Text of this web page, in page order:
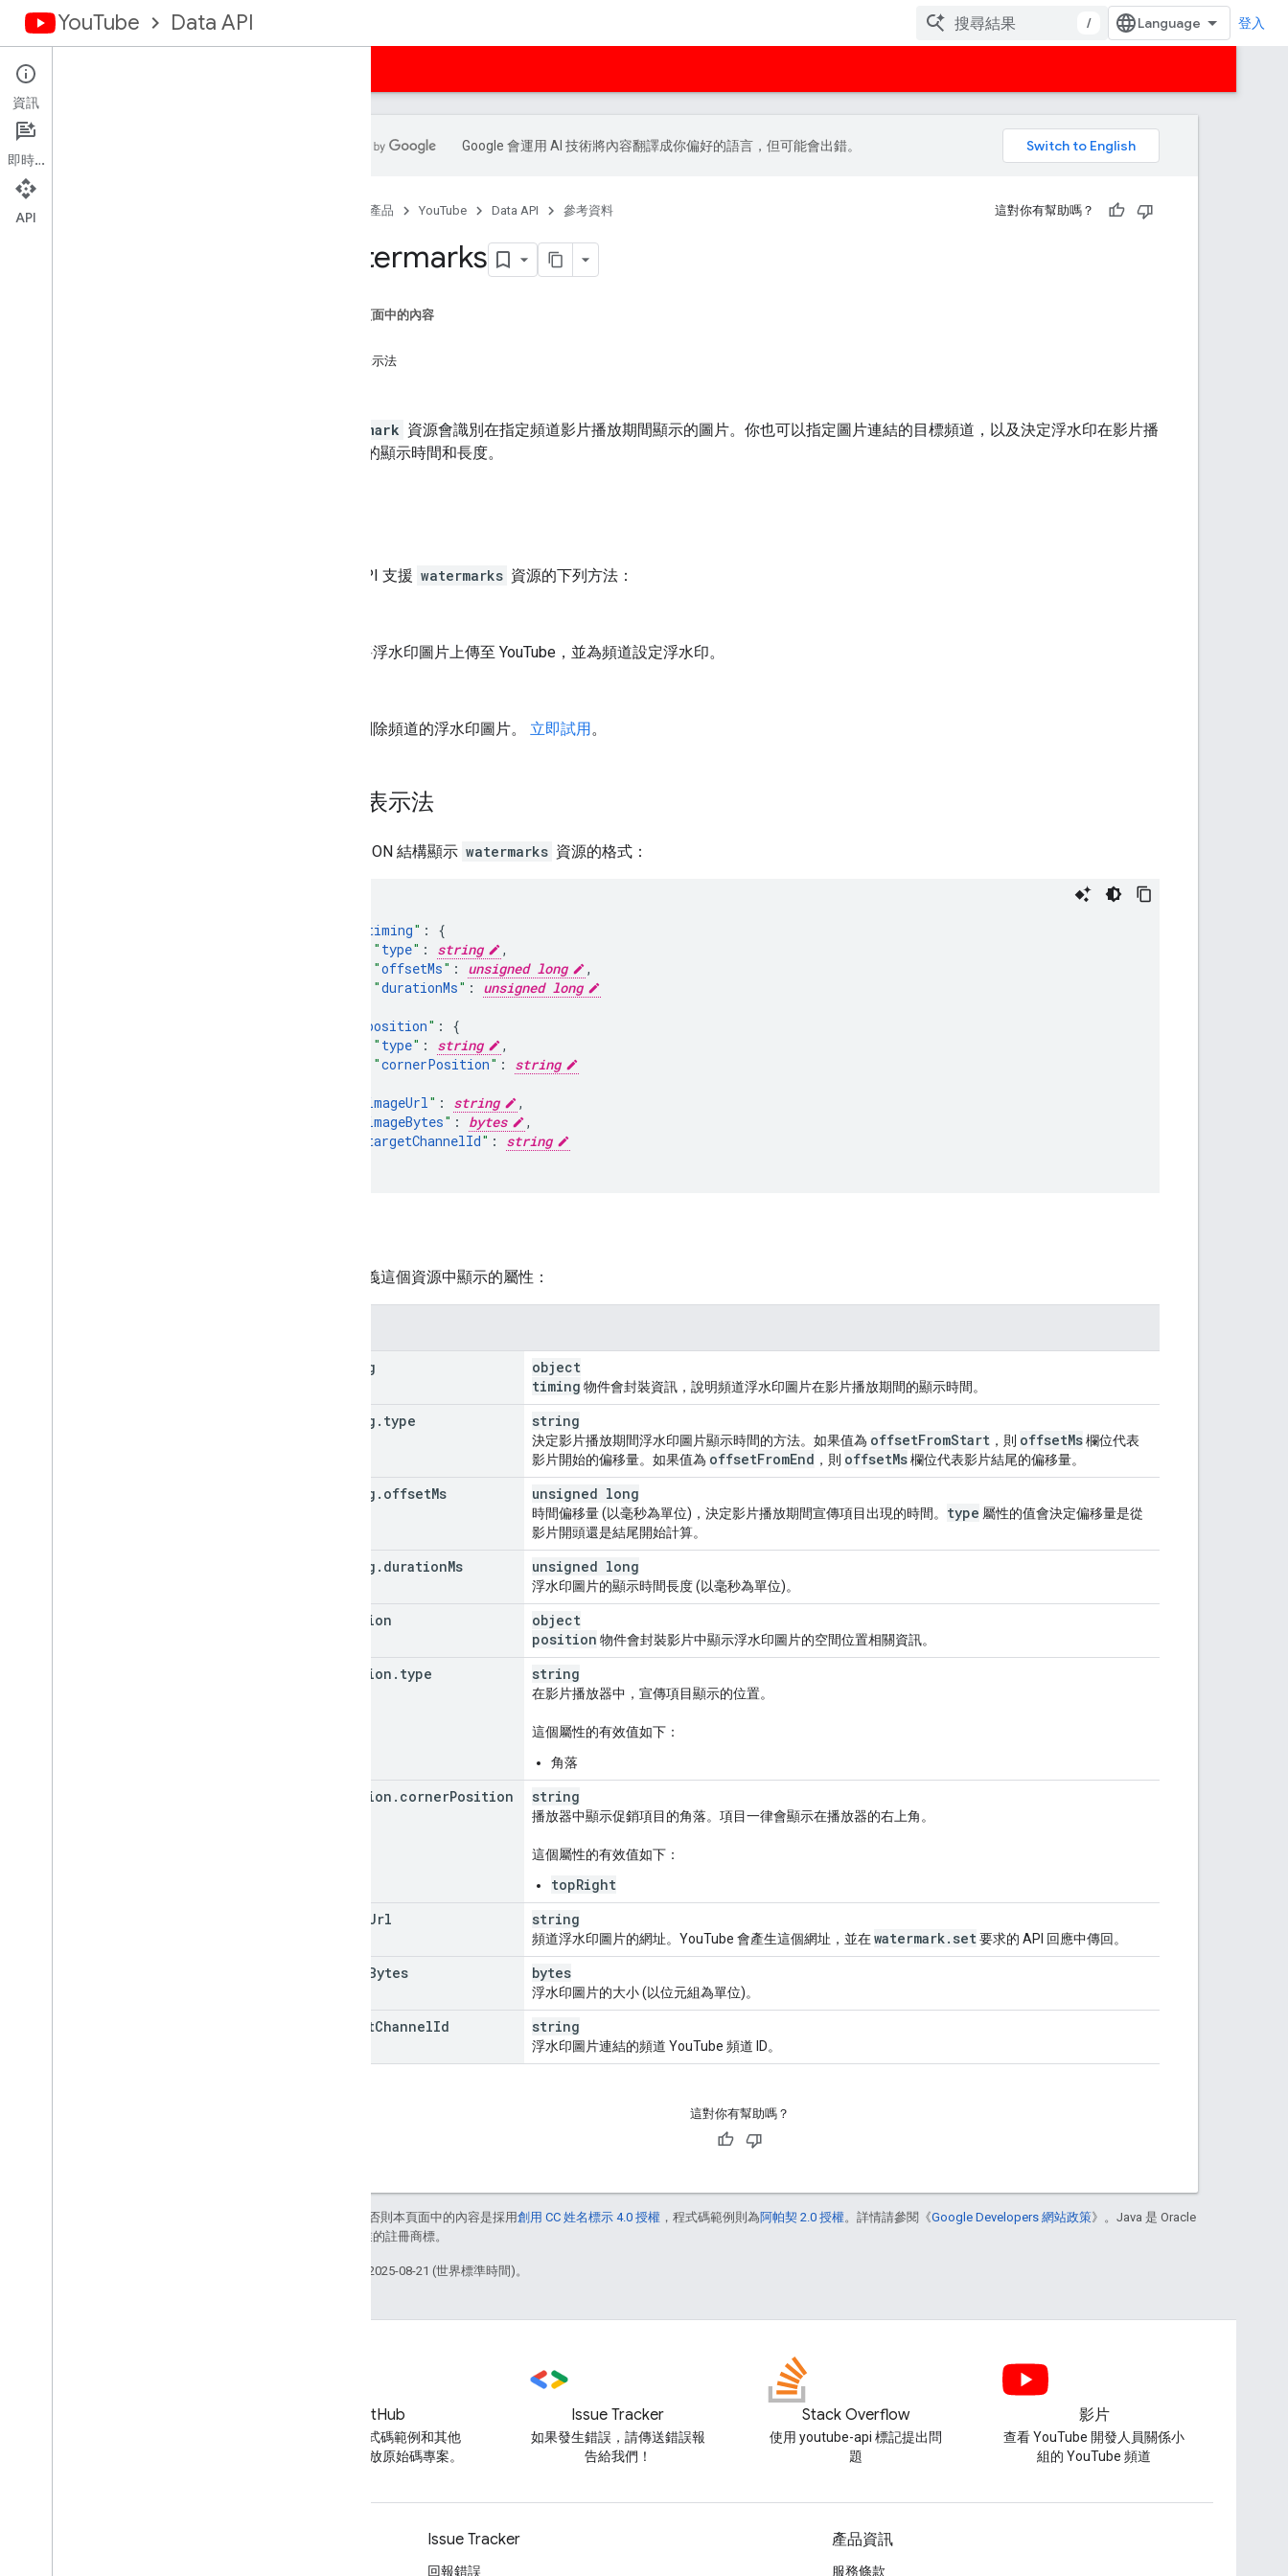
YouTube Data API / 登入
總覽
活動
Google 會運用 AI 技術將內容翻譯成你偏好的語言，但可能會出錯。
產品 YouTube Data API 參考資料 這對你有幫助嗎？
Watermarks
這個頁面中的內容
資源表示法
watermark 資源會識別在指定頻道影片播放期間顯示的圖片。你也可以指定圖片連結的目標頻道，以及決定浮水印在影片播
放期間的顯示時間和長度。
這個 API 支援 watermarks 資源的下列方法：
將浮水印圖片上傳至 YouTube，並為頻道設定浮水印。
刪除頻道的浮水印圖片。 立即試用。
資源表示法
下列 JSON 結構顯示 watermarks 資源的格式：
timing" :
" type" : string
,
"offsetMs" : unsigned long
,
"durationMs" :
unsigned long
position" :
" type" : string
,
"cornerPosition" :
string
imageUrl" : string
,
imageBytes" : bytes
,
targetChannelId" :
string
下表定義這個資源中顯示的屬性：
timing
object
timing 物件會封裝資訊，說明頻道浮水印圖片在影片播放期間的顯示時間。
timing . type string
決定影片播放期間浮水印圖片顯示時間的方法。如果值為 offsetFromStart ，則 offsetMs欄位代表
影片開始的偏移量。如果值為 offsetFromEnd ，則 offsetMs欄位代表影片結尾的偏移量。
timing . offsetMs unsigned long
時間偏移量 (以毫秒為單位)，決定影片播放期間宣傳項目出現的時間。 type 屬性的值會決定偏移量是從
影片開頭還是結尾開始計算。
timing . durationMs unsigned long
浮水印圖片的顯示時間長度 (以毫秒為單位)。
position
object
position 物件會封裝影片中顯示浮水印圖片的空間位置相關資訊。
position . type string
在影片播放器中，宣傳項目顯示的位置。
這個屬性的有效值如下：
角落
position . cornerPosition string
播放器中顯示促銷項目的角落。項目一律會顯示在播放器的右上角。
這個屬性的有效值如下：
topRight
Url string
頻道浮水印圖片的網址。YouTube 會產生這個網址，並在watermark. set要求的 API 回應中傳回。
Bytes bytes
浮水印圖片的大小 (以位元組為單位)。
targetChannelId string
浮水印圖片連結的頻道 YouTube 頻道 ID。
這對你有幫助嗎？
除非另有註明，否則本頁面中的內容是採用創用 CC 姓名標示 4.0 授權 ，程式碼範例則為阿帕契 2.0 授權。詳情請參閱《Google Developers 網站政策》。Java 是 Oracle
和/或其關聯企業的註冊商標。
上次更新時間：2025-08-21 (世界標準時間)。
GitHub
尋找 API 程式碼範例和其他
YouTube 開放原始碼專案。
Issue Tracker
如果發生錯誤，請傳送錯誤報
告給我們！
Stack Overflow
使用 youtube-api 標記提出問
題
影片
查看 YouTube 開發人員關係小
組的 YouTube 頻道
Issue Tracker
回報錯誤
產品資訊
服務條款
資訊
即時通訊
API